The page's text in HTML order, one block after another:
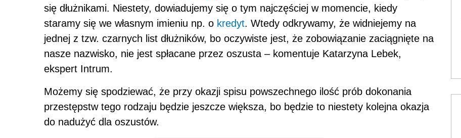
się dłużnikami. Niestety, dowiadujemy się o tym najczęściej w momencie, kiedy
staramy się we własnym imieniu np. o kredyt. Wtedy odkrywamy, że widniejemy na
jednej z tzw. czarnych list dłużników, bo oczywiste jest, że zobowiązanie zaciągnięte na
nasze nazwisko, nie jest spłacane przez oszusta – komentuje Katarzyna Lebek,
ekspert Intrum.
Możemy się spodziewać, że przy okazji spisu powszechnego ilość prób dokonania
przestępstw tego rodzaju będzie jeszcze większa, bo będzie to niestety kolejna okazja
do nadużyć dla oszustów.